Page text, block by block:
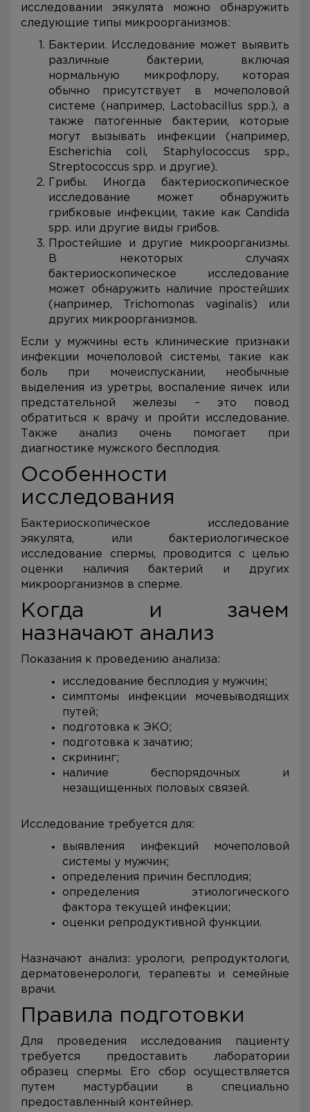
исследовании эякулята можно обнаружить
следующие типы микроорганизмов:
Бактерии. Исследование может выявить
различные бактерии, включая
нормальную микрофлору, которая
обычно присутствует в мочеполовой
системе (например, Lactobacillus spp.), а
также патогенные бактерии, которые
могут вызывать инфекции (например,
Escherichia coli, Staphylococcus spp.,
Streptococcus spp. и другие).
Грибы. Иногда бактериоскопическое
исследование может обнаружить
грибковые инфекции, такие как Candida
spp. или другие виды грибов.
Простейшие и другие микроорганизмы.
В некоторых случаях
бактериоскопическое исследование
может обнаружить наличие простейших
(например, Trichomonas vaginalis) или
других микроорганизмов.
Если у мужчины есть клинические признаки
инфекции мочеполовой системы, такие как
боль при мочеиспускании, необычные
выделения из уретры, воспаление яичек или
предстательной железы – это повод
обратиться к врачу и пройти исследование.
Также анализ очень помогает при
диагностике мужского бесплодия.
Особенности
исследования
Бактериоскопическое исследование
эякулята, или бактериологическое
исследование спермы, проводится с целью
оценки наличия бактерий и других
микроорганизмов в сперме.
Когда и зачем
назначают анализ
Показания к проведению анализа:
исследование бесплодия у мужчин;
симптомы инфекции мочевыводящих
путей;
подготовка к ЭКО;
подготовка к зачатию;
скрининг;
наличие беспорядочных и
незащищенных половых связей.
Исследование требуется для:
выявления инфекций мочеполовой
системы у мужчин;
определения причин бесплодия;
определения этиологического
фактора текущей инфекции;
оценки репродуктивной функции.
Назначают анализ: урологи, репродуктологи,
дерматовенерологи, терапевты и семейные
врачи.
Правила подготовки
Для проведения исследования пациенту
требуется предоставить лаборатории
образец спермы. Его сбор осуществляется
путем мастурбации в специально
предоставленный контейнер.